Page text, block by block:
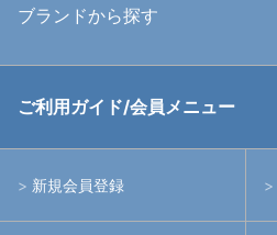
中古アームシステム
ハウジング
ブランドから探す
RGBlue
イノン
ご利用ガイド/会員メニュー
新規会員登録